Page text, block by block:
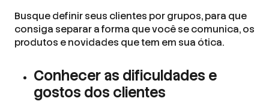
Busque definir seus clientes por grupos, para que
consiga separar a forma que você se comunica, os
produtos e novidades que tem em sua ótica.
Conhecer as dificuldades e
gostos dos clientes